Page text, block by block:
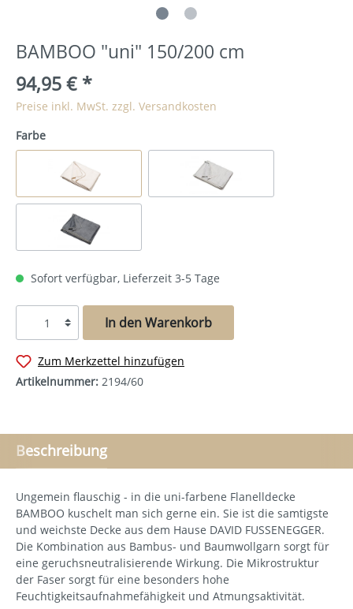
BAMBOO "uni" 150/200 cm
94,95 € *
Preise inkl. MwSt. zzgl. Versandkosten
Farbe
Sofort verfügbar, Lieferzeit 3-5 Tage
In den Warenkorb
Zum Merkzettel hinzufügen
Artikelnummer: 2194/60
Beschreibung
Ungemein flauschig - in die uni-farbene Flanelldecke
BAMBOO kuschelt man sich gerne ein. Sie ist die samtigste
und weichste Decke aus dem Hause DAVID FUSSENEGGER.
Die Kombination aus Bambus- und Baumwollgarn sorgt für
eine geruchsneutralisierende Wirkung. Die Mikrostruktur
der Faser sorgt für eine besonders hohe
Feuchtigkeitsaufnahmefähigkeit und Atmungsaktivität.